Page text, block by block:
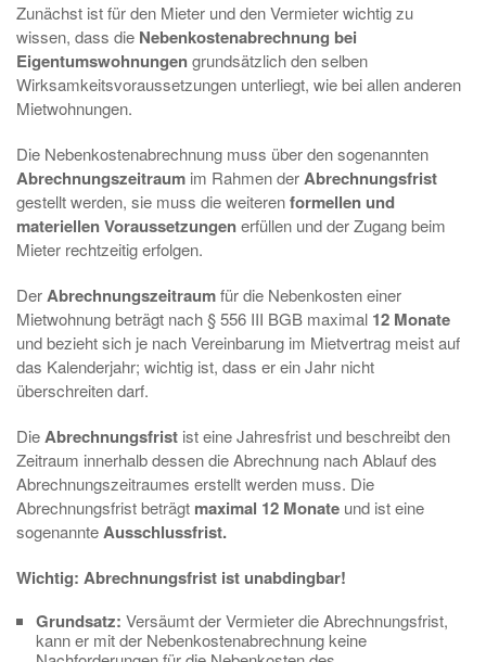
Zunächst ist für den Mieter und den Vermieter wichtig zu
wissen, dass die Nebenkostenabrechnung bei
Eigentumswohnungengrundsätzlich den selben
Wirksamkeitsvoraussetzungen unterliegt, wie bei allen anderen
Mietwohnungen.
Die Nebenkostenabrechnung muss über den sogenannten
Abrechnungszeitraum im Rahmen derAbrechnungsfrist
gestellt werden, sie muss die weiterenformellen und
materiellen Voraussetzungenerfüllen und der Zugang beim
Mieter rechtzeitig erfolgen.
DerAbrechnungszeitraumfür die Nebenkosten einer
Mietwohnung beträgt nach § 556 III BGB maximal 12 Monate
und bezieht sich je nach Vereinbarung im Mietvertrag meist auf
das Kalenderjahr; wichtig ist, dass er ein Jahr nicht
überschreiten darf.
DieAbrechnungsfrist ist eine Jahresfrist und beschreibt den
Zeitraum innerhalb dessen die Abrechnung nach Ablauf des
Abrechnungszeitraumes erstellt werden muss. Die
Abrechnungsfrist beträgt maximal 12 Monate und ist eine
sogenannteAusschlussfrist.
Wichtig: Abrechnungsfrist ist unabdingbar!
Grundsatz: Versäumt der Vermieter die Abrechnungsfrist,
kann er mit der Nebenkostenabrechnung keine